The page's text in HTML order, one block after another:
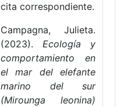
cita correspondiente.
Campagna, Julieta.
(2023). Ecología y
comportamiento en
el mar del elefante
marino del sur
(Mirounga leonina)